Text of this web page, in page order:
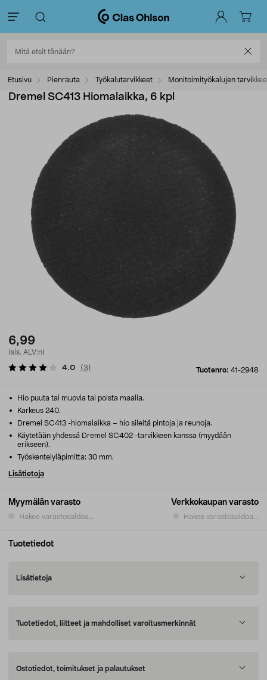
Etusivu Pienrauta Työkalutarvikkeet Monitoimityökalujen
Dremel SC413 Hiomalaikka, 6 kpl
6,99
(sis. ALV:n)
Tuotenro: 41-2948
4.0 (3)
Myymälän varasto
Hakee varastosaldoa...
Verkkokaupan varasto
Hakee varastosaldoa...
Hio puuta tai muovia tai poista maalia.
Karkeus 240.
Dremel SC413 -hiomalaikka – hio sileitä pintoja ja reunoja.
Käytetään yhdessä Dremel SC402 -tarvikkeen kanssa (myydään
erikseen).
Työskentelyläpimitta: 30 mm.
Lisätietoja
Tuotetiedot
Lisätietoja
Tuotetiedot, liitteet ja mahdolliset varoitusmerkinnät
Ostotiedot, toimitukset ja palautukset